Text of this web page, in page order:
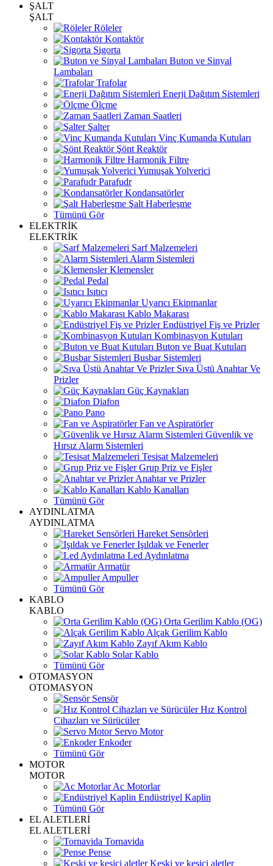
ŞALT
ŞALT
Röleler
Kontaktör
Sigorta
Buton ve Sinyal
Lambaları
Trafolar
Enerji Dağıtım Sistemleri
Ölçme
Zaman Saatleri
Şalter
Vinç Kumanda Kutuları
Şönt Reaktör
Harmonik Filtre
Yumuşak Yolverici
Parafudr
Kondansatörler
Şalt Haberleşme
Tümünü Gör
ELEKTRİK
ELEKTRİK
Sarf Malzemeleri
Alarm Sistemleri
Klemensler
Pedal
Isıtıcı
Uyarıcı Ekipmanlar
Kablo Makarası
Endüstriyel Fiş ve Prizler
Kombinasyon Kutuları
Buton ve Buat Kutuları
Busbar Sistemleri
Sıva Üstü Anahtar Ve
Prizler
Güç Kaynakları
Diafon
Pano
Fan ve Aspiratörler
Güvenlik ve
Hırsız Alarm Sistemleri
Tesisat Malzemeleri
Grup Priz ve Fişler
Anahtar ve Prizler
Kablo Kanalları
Tümünü Gör
AYDINLATMA
AYDINLATMA
Hareket Sensörleri
Işıldak ve Fenerler
Led Aydınlatma
Armatür
Ampuller
Tümünü Gör
KABLO
KABLO
Orta Gerilim Kablo (OG)
Alçak Gerilim Kablo
Zayıf Akım Kablo
Solar Kablo
Tümünü Gör
OTOMASYON
OTOMASYON
Sensör
Hız Kontrol
Cihazları ve Sürücüler
Servo Motor
Enkoder
Tümünü Gör
MOTOR
MOTOR
Ac Motorlar
Endüstriyel Kaplin
Tümünü Gör
EL ALETLERİ
EL ALETLERİ
Tornavida
Pense
Keski ve kesici aletler